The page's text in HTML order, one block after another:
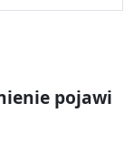
pojawi